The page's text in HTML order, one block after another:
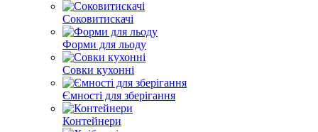
Соковитискачі
Форми для льоду
Совки кухонні
Ємності для зберігання
Контейнери